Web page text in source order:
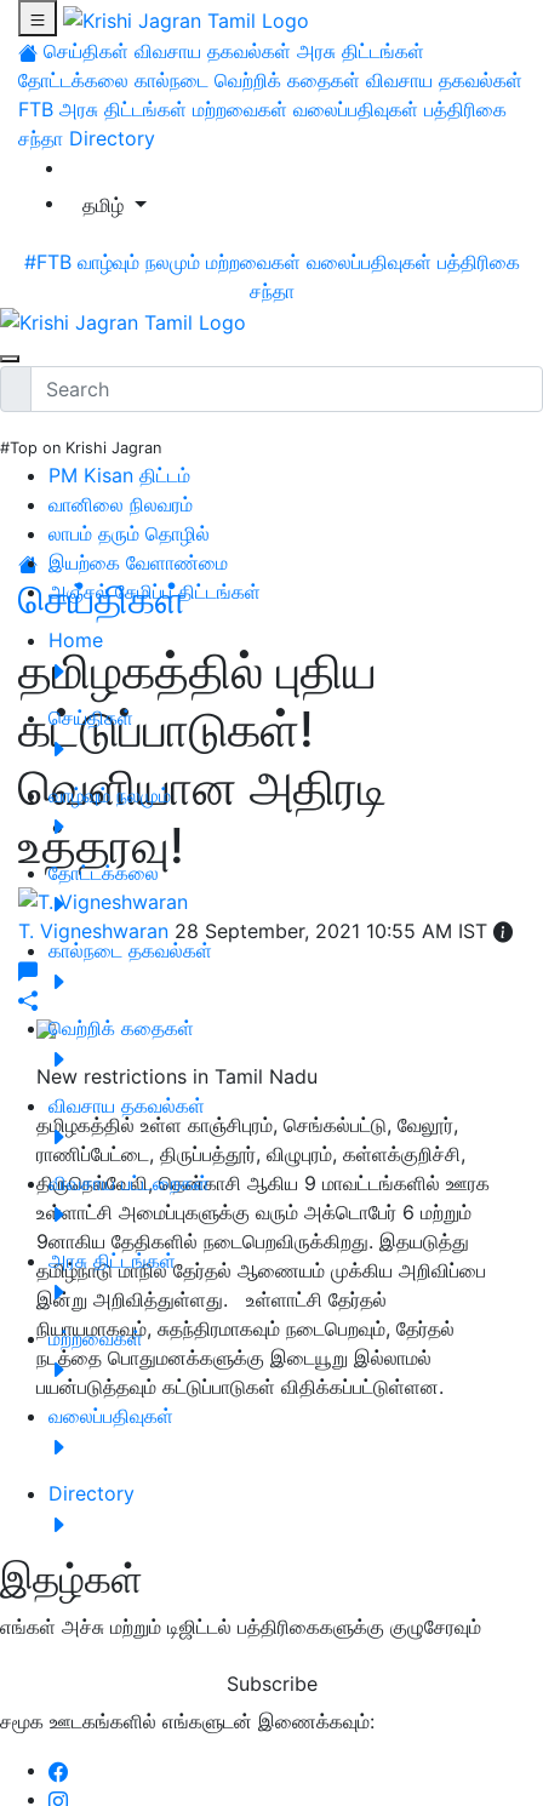
செய்திகள் விவசாய தகவல்கள் அரசு திட்டங்கள்
தோட்டக்கலை கால்நடை வெற்றிக் கதைகள் விவசாய தகவல்கள்
FTB அரசு திட்டங்கள் மற்றவைகள் வலைப்பதிவுகள் பத்திரிகை
சந்தா Directory
தமிழ்
#FTB வாழ்வும் நலமும் மற்றவைகள் வலைப்பதிவுகள் பத்திரிகை
சந்தா
#Top on Krishi Jagran
PM Kisan திட்டம்
வானிலை நிலவரம்
லாபம் தரும் தொழில்
இயற்கை வேளாண்மை
அஞ்சல் சேமிப்பு திட்டங்கள்
Home
செய்திகள்
வாழ்வும் நலமும்
தோட்டக்கலை
கால்நடை தகவல்கள்
வெற்றிக் கதைகள்
விவசாய தகவல்கள்
விவசாய பட்டறைகள்
அரசு திட்டங்கள்
மற்றவைகள்
வலைப்பதிவுகள்
Directory
இதழ்கள்
எங்கள் அச்சு மற்றும் டிஜிட்டல் பத்திரிகைகளுக்கு குழுசேரவும்
Subscribe
சமூக ஊடகங்களில் எங்களுடன் இணைக்கவும்:
செய்திகள்
தமிழகத்தில் புதிய
கட்டுப்பாடுகள்!
வெளியான அதிரடி
உத்தரவு!
T. Vigneshwaran 28 September, 2021 10:55 AM IST
New restrictions in Tamil Nadu
தமிழகத்தில் உள்ள காஞ்சிபுரம், செங்கல்பட்டு, வேலூர்,
ராணிப்பேட்டை, திருப்பத்தூர், விழுபுரம், கள்ளக்குறிச்சி,
திருநெல்வேலி, தென்காசி ஆகிய 9 மாவட்டங்களில் ஊரக
உள்ளாட்சி அமைப்புகளுக்கு வரும் அக்டொபேர் 6 மற்றும்
9னாகிய தேதிகளில் நடைபெறவிருக்கிறது. இதயடுத்து
தமிழ்நாடு மாநில தேர்தல் ஆணையம் முக்கிய அறிவிப்பை
இன்று அறிவித்துள்ளது. உள்ளாட்சி தேர்தல்
நியாயமாகவும், சுதந்திரமாகவும் நடைபெறவும், தேர்தல்
நடத்தை பொதுமனக்களுக்கு இடையூறு இல்லாமல்
பயன்படுத்தவும் கட்டுப்பாடுகள் விதிக்கப்பட்டுள்ளன.